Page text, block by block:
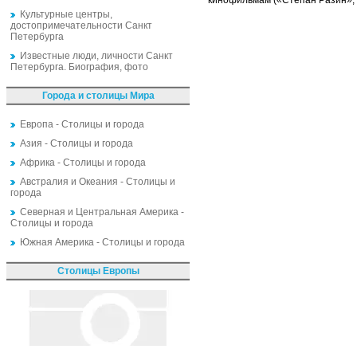
Культурные центры,
достопримечательности Санкт
Петербурга
Известные люди, личности Санкт
Петербурга. Биография, фото
Города и столицы Мира
Европа - Столицы и города
Азия - Столицы и города
Африка - Столицы и города
Австралия и Океания - Столицы и
города
Северная и Центральная Америка -
Столицы и города
Южная Америка - Столицы и города
Столицы Европы